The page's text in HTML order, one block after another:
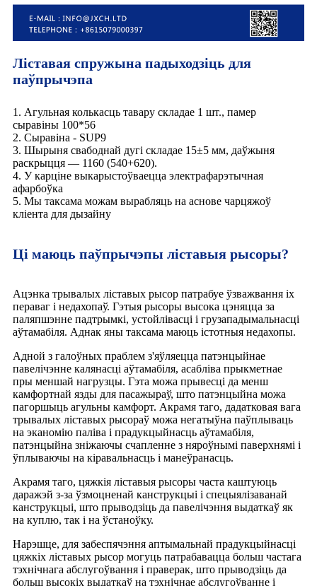
Ліставая спружына падыходзіць для
паўпрычэпа
1. Агульная колькасць тавару складае 1 шт., памер
сыравіны 100*56
2. Сыравіна - SUP9
3. Шырыня свабоднай дугі складае 15±5 мм, даўжыня
раскрыцця — 1160 (540+620).
4. У карціне выкарыстоўваецца электрафарэтычная
афарбоўка
5. Мы таксама можам вырабляць на аснове чарцяжоў
кліента для дызайну
Ці маюць паўпрычэпы ліставыя рысоры?
Ацэнка трывалых ліставых рысор патрабуе ўзважвання іх
пераваг і недахопаў. Гэтыя рысоры высока цэняцца за
паляпшэнне падтрымкі, устойлівасці і грузападымальнасці
аўтамабіля. Аднак яны таксама маюць істотныя недахопы.
Адной з галоўных праблем з'яўляецца патэнцыйнае
павелічэнне калянасці аўтамабіля, асабліва прыкметнае
пры меншай нагрузцы. Гэта можа прывесці да менш
камфортнай язды для пасажыраў, што патэнцыйна можа
пагоршыць агульны камфорт. Акрамя таго, дадатковая вага
трывалых ліставых рысораў можа негатыўна паўплываць
на эканомію паліва і прадукцыйнасць аўтамабіля,
патэнцыйна зніжаючы счапленне з няроўнымі паверхнямі і
ўплываючы на кіравальнасць і манеўранасць.
Акрамя таго, цяжкія ліставыя рысоры часта каштуюць
даражэй з-за ўзмоцненай канструкцыі і спецыялізаванай
канструкцыі, што прыводзіць да павелічэння выдаткаў як
на куплю, так і на ўстаноўку.
Нарэшце, для забеспячэння аптымальнай прадукцыйнасці
цяжкіх ліставых рысор могуць патрабавацца больш частага
тэхнічнага абслугоўвання і праверак, што прыводзіць да
больш высокіх выдаткаў на тэхнічнае абслугоўванне і